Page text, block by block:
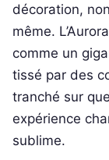
décoration,
même.
comme un
tissé par des
tranché sur
expérience
sublime.